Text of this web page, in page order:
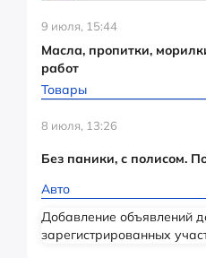
9 июля, 15:44
Масла, пропитки,
работ
Товары
8 июля, 13:26
Без паники, с полисом.
Авто
Добавление объявлений
зарегистрированных